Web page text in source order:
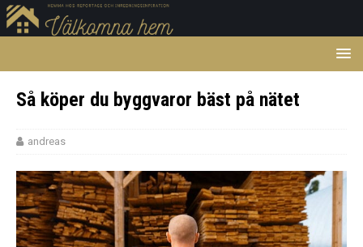
Så köper du byggvaror bäst på nätet
andreas